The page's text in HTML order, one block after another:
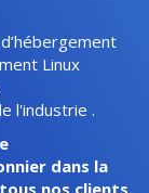
Linux
l'industrie .
dans la